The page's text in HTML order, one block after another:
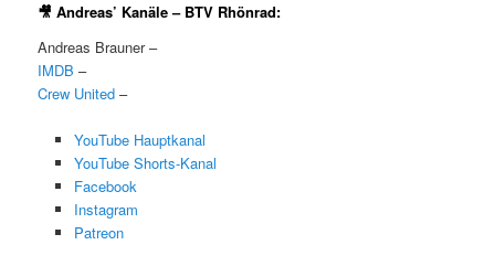
🎥 Andreas’ Kanäle – BTV Rhönrad:
Andreas Brauner –
IMDB –
Crew United –
YouTube Hauptkanal
YouTube Shorts-Kanal
Facebook
Instagram
Patreon